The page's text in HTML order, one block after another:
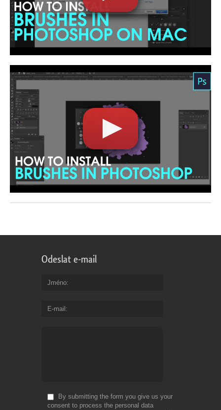
Odeslat e-mail
Jméno
E-mail
By submitting the form you give us your
consent to process the personal data